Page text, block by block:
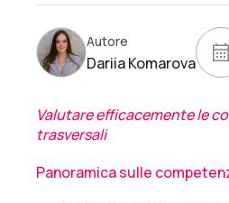
Autore
Dariia Komarova
Valutare efficacemente le
trasversali
Panoramica sulle